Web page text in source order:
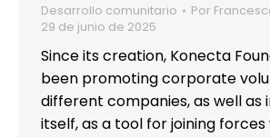
Desarrollo comunitario Por
29 de junio de 2025
Since its creation, Konecta
been promoting corporate
different companies, as well as
itself, as a tool for joining